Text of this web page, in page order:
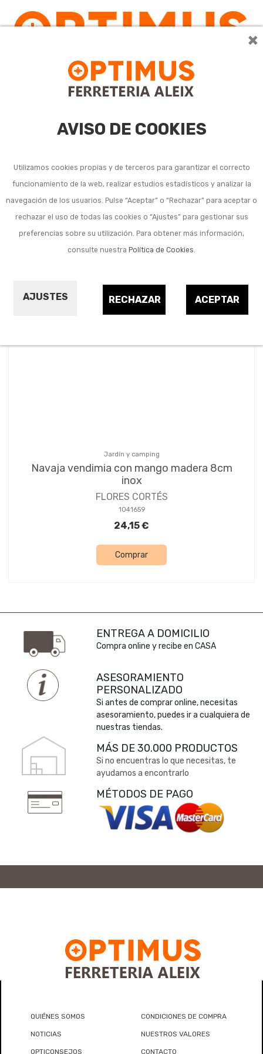
×
AVISO DE COOKIES
Utilizamos cookies propias y de terceros para garantizar el correcto
funcionamiento de la web, realizar estudios estadísticos y analizar la
navegación de los usuarios. Pulse “Aceptar” o “Rechazar” para aceptar o
rechazar el uso de todas las cookies o “Ajustes” para gestionar sus
preferencias sobre su utilización. Para obtener más información,
consulte nuestra Política de Cookies.
AJUSTES ACEPTAR
RECHAZAR
Navajas para injerto y
recolección
Jardín y camping
Navaja vendimia con mango madera 8cm
inox
FLORES CORTÉS
1041659
24,15 €
Comprar
ENTREGA A DOMICILIO
Compra online y recibe en CASA
ASESORAMIENTO
PERSONALIZADO
Si antes de comprar online, necesitas
asesoramiento, puedes ir a cualquiera de
nuestras tiendas.
MÁS DE 30.000 PRODUCTOS
Si no encuentras lo que necesitas, te
ayudamos a encontrarlo
MÉTODOS DE PAGO
QUIÉNES SOMOS CONDICIONES DE COMPRA
NOTICIAS NUESTROS VALORES
OPTICONSEJOS CONTACTO